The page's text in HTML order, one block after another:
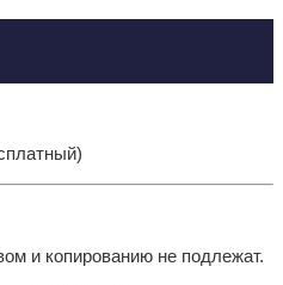
и копированию не подлежат.